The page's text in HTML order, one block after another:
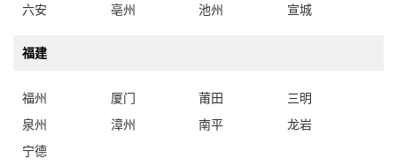
六安
亳州 池州 宣城
福建
福州 厦门 莆田
三明
泉州
漳州 南平
龙岩
宁德